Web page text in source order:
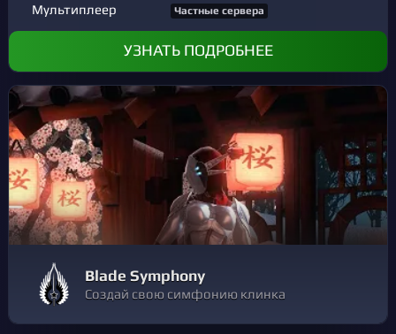
Мультиплеер Частные сервера
УЗНАТЬ ПОДРОБНЕЕ
Blade Symphony
Создай свою симфонию клинка